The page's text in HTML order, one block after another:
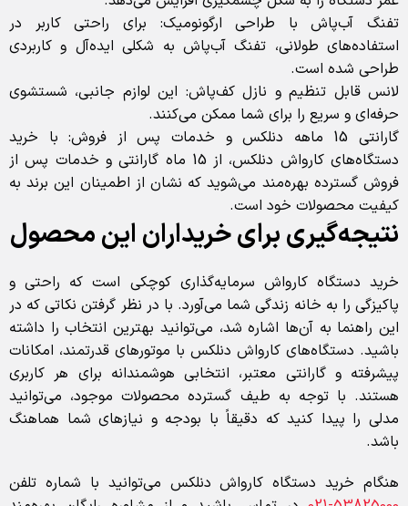
تفنگ آب‌پاش با طراحی ارگونومیک: برای راحتی کاربر در
استفاده‌های طولانی، تفنگ آب‌پاش به شکلی ایده‌آل و کاربردی
طراحی شده است.
لانس قابل تنظیم و نازل کف‌پاش: این لوازم جانبی، شستشوی
حرفه‌ای و سریع را برای شما ممکن می‌کنند.
گارانتی 15 ماهه دنلکس و خدمات پس از فروش: با خرید
دستگاه‌های کارواش دنلکس، از 15 ماه گارانتی و خدمات پس از
فروش گسترده بهره‌مند می‌شوید که نشان از اطمینان این برند به
کیفیت محصولات خود است.
نتیجه‌گیری برای خریداران این محصول
خرید دستگاه کارواش سرمایه‌گذاری کوچکی است که راحتی و
پاکیزگی را به خانه زندگی شما می‌آورد. با در نظر گرفتن نکاتی که در
این راهنما به آن‌ها اشاره شد، می‌توانید بهترین انتخاب را داشته
باشید. دستگاه‌های کارواش دنلکس با موتورهای قدرتمند، امکانات
پیشرفته و گارانتی معتبر، انتخابی هوشمندانه برای هر کاربری
هستند. با توجه به طیف گسترده محصولات موجود، می‌توانید
مدلی را پیدا کنید که دقیقاً با بودجه و نیازهای شما هماهنگ
باشد.
هنگام خرید دستگاه کارواش دنلکس می‌توانید با شماره تلفن